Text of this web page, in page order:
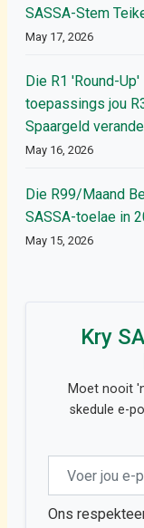
SASSA-Stem
May 17, 2026
Die R1 'Round-
toepassings jou
Spaargeld
May 16, 2026
Die R99/Maand
SASSA-toelae in
May 15, 2026
Kry
Moet nooit
skedule e-
Email address
Ons